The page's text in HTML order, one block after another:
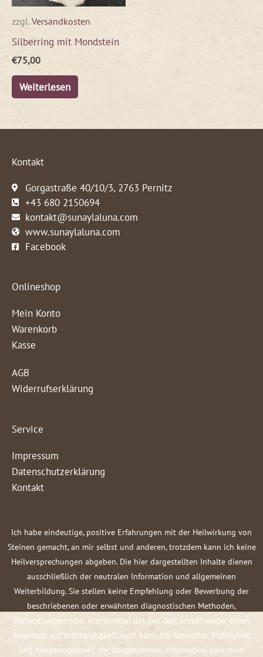
zzgl.Versandkosten
Silberring mit Mondstein
€75,00
Weiterlesen
Kontakt
Gorgastraße 40/10/3, 2763 Pernitz
+43 680 2150694
kontakt@sunaylaluna.com
www.sunaylaluna.com
Facebook
Onlineshop
Mein Konto
Warenkorb
Kasse
AGB
Widerrufserklärung
Service
Impressum
Datenschutzerklärung
Kontakt
Ich habe eindeutige, positive Erfahrungen mit der Heilwirkung von
Steinen gemacht, an mir selbst und anderen, trotzdem kann ich keine
Heilversprechungen abgeben. Die hier dargestellten Inhalte dienen
ausschließlich der neutralen Information und allgemeinen
Weiterbildung. Sie stellen keine Empfehlung oder Bewerbung der
beschriebenen oder erwähnten diagnostischen Methoden,
Behandlungen oder Arzneimittel dar. Der Text erhebt weder einen
Anspruch auf Vollständigkeit noch kann die Aktualität, Richtigkeit
und Ausgewogenheit der dargebotenen Information garantiert